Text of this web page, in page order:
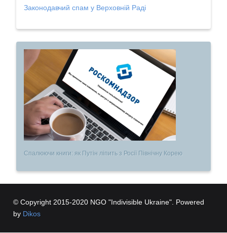
Законодавчий спам у Верховній Раді
Спалюючи книги: як Путін ліпить з Росії Північну Корею
© Copyright 2015-2020 NGO "Indivisible Ukraine". Powered
by Dikos